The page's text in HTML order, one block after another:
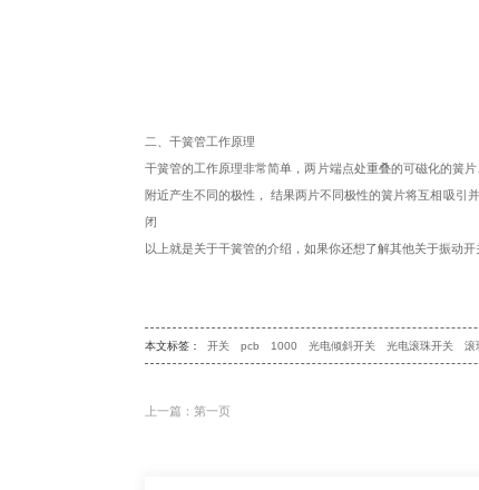
二、干簧管工作原理
干簧管的工作原理非常简单，两片端点处重叠的可磁化的簧
附近产生不同的极性，
结果两片不同极性的簧片将互相吸引
闭
以上就是关于干簧管的介绍，如果你还想了解其他关于振动
本文标签： 开关 pcb 1000 光电倾斜开关 光电滚珠开关 滚
上一篇：第一页